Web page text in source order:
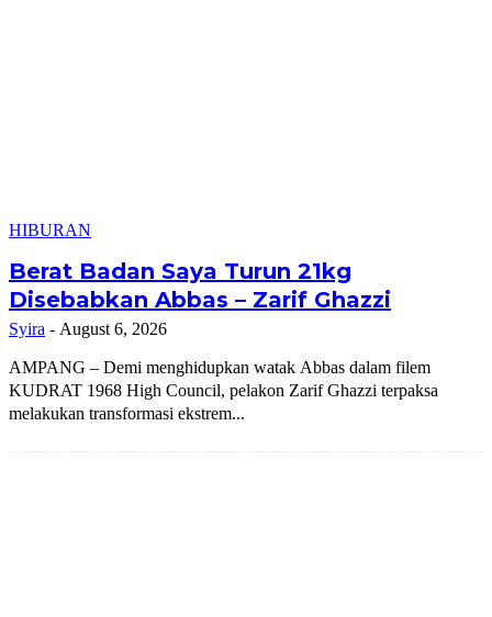
HIBURAN
Berat Badan Saya Turun 21kg
Disebabkan Abbas – Zarif Ghazzi
Syira - August 6, 2026
AMPANG – Demi menghidupkan watak Abbas dalam filem
KUDRAT 1968 High Council, pelakon Zarif Ghazzi terpaksa
melakukan transformasi ekstrem...